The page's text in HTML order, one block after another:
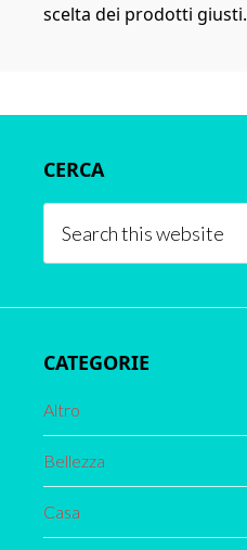
scelta dei prodotti giusti.
Sidebar
CERCA
this
CATEGORIE
Altro
Bellezza
Casa